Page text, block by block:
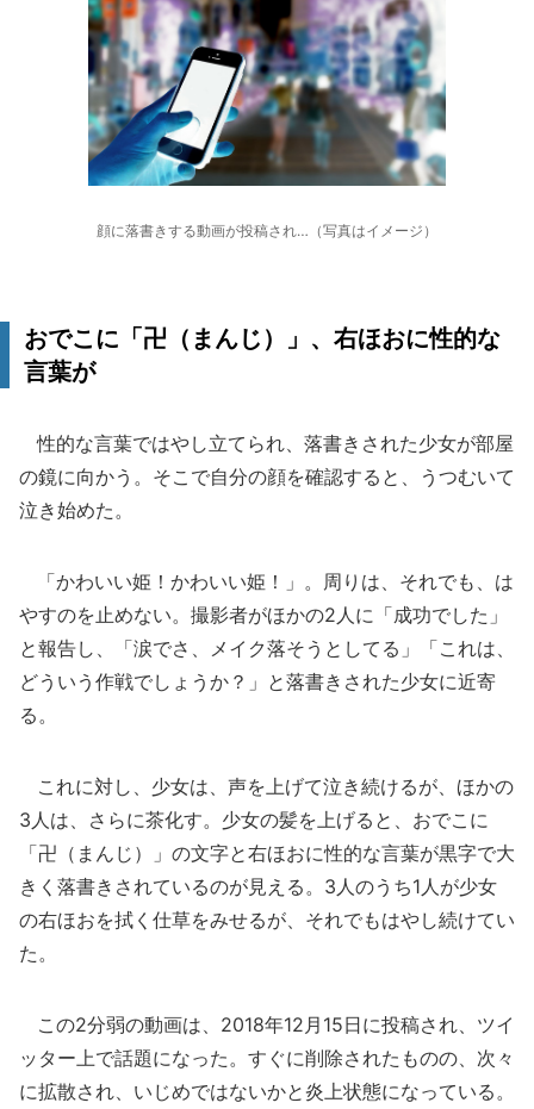
顔に落書きする動画が投稿され…（写真はイメージ）
おでこに「卍（まんじ）」、右ほおに性的な
言葉が
性的な言葉ではやし立てられ、落書きされた少女が部屋
の鏡に向かう。そこで自分の顔を確認すると、うつむいて
泣き始めた。
「かわいい姫！かわいい姫！」。周りは、それでも、は
やすのを止めない。撮影者がほかの2人に「成功でした」
と報告し、「涙でさ、メイク落そうとしてる」「これは、
どういう作戦でしょうか？」と落書きされた少女に近寄
る。
これに対し、少女は、声を上げて泣き続けるが、ほかの
3人は、さらに茶化す。少女の髪を上げると、おでこに
「卍（まんじ）」の文字と右ほおに性的な言葉が黒字で大
きく落書きされているのが見える。3人のうち1人が少女
の右ほおを拭く仕草をみせるが、それでもはやし続けてい
た。
この2分弱の動画は、2018年12月15日に投稿され、ツイ
ッター上で話題になった。すぐに削除されたものの、次々
に拡散され、いじめではないかと炎上状態になっている。